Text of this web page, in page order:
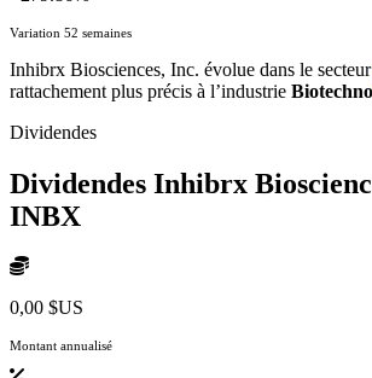
Variation 52 semaines
Inhibrx Biosciences, Inc. évolue dans le secteur
rattachement plus précis à l’industrie
Dividendes
Dividendes Inhibrx
INBX
0,00 $US
Montant annualisé